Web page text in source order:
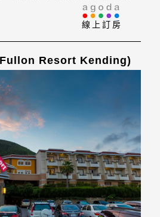
客前往市區內的熱門景點變得方便
線上訂房
Resort Kending)